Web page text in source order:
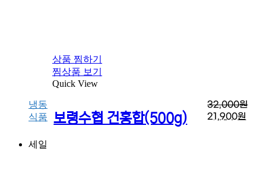
상품 찜하기
찜상품 보기
Quick View
냉동
식품
보령수협 건홍합(500g)
32,000원
21,900원
세일